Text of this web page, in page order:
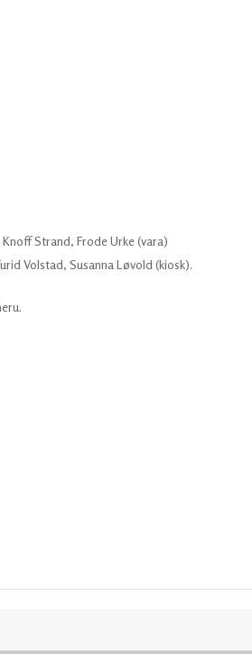
Strand, Frode Urke (vara)
Volstad, Susanna Løvold (kiosk).